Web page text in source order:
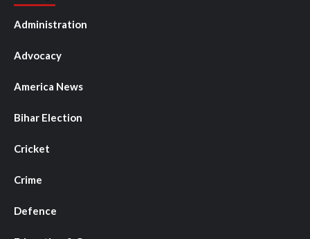
Administration
Advocacy
America News
Bihar Election
Cricket
Crime
Defence